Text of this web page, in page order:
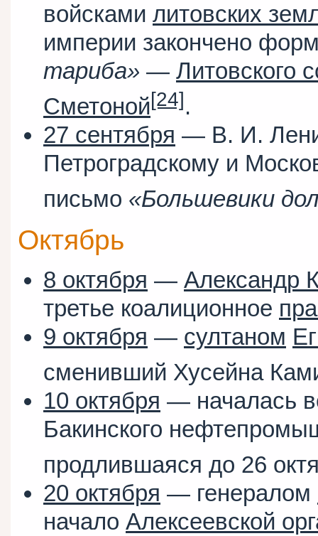
войсками литовских
империи закончено
тариба» — Литовского
Сметоной[24].
27 сентября — В. И.
Петроградскому и
письмо «Большевики
Октябрь
8 октября — Александр
третье коалиционное
9 октября — султаном
сменивший Хусейна
10 октября — началась
Бакинского
продлившаяся до 26
20 октября — генералом
начало Алексеевской